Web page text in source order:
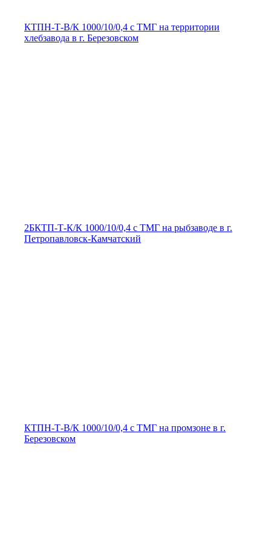
КТПН-Т-В/К 1000/10/0,4 с ТМГ на территории
хлебзавода в г. Березовском
2БКТП-Т-К/К 1000/10/0,4 с ТМГ на рыбзаводе в г.
Петропавловск-Камчатский
КТПН-Т-В/К 1000/10/0,4 с ТМГ на промзоне в г.
Березовском